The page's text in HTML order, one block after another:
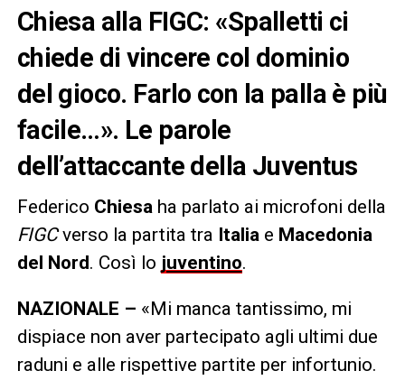
Chiesa alla FIGC: «Spalletti ci
chiede di vincere col dominio
del gioco. Farlo con la palla è più
facile…». Le parole
dell’attaccante della Juventus
Federico Chiesaha parlato ai microfoni della
FIGCverso la partita tra Italiae Macedonia
del Nord. Così lo juventino.
NAZIONALE – «Mi manca tantissimo, mi
dispiace non aver partecipato agli ultimi due
raduni e alle rispettive partite per infortunio.